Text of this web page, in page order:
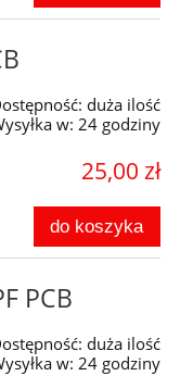
duża ilość
w: 24 godziny
25,00 zł
do koszyka
PCB
duża ilość
w: 24 godziny